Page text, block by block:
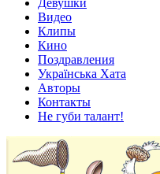
Девушки
Видео
Клипы
Кино
Поздравления
Українська Хата
Авторы
Контакты
Не губи талант!